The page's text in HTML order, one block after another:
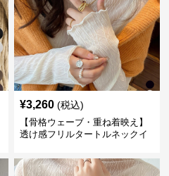
¥3,260 (税込)
【骨格ウェーブ・重ね着映え】
透け感フリルタートルネックイ
プス